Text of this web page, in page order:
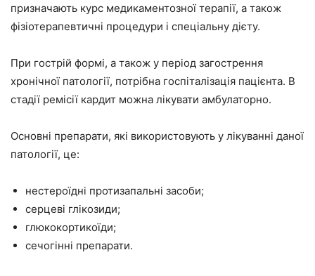
призначають курс медикаментозної терапії, а також
фізіотерапевтичні процедури і спеціальну дієту.
При гострій формі, а також у період загострення
хронічної патології, потрібна госпіталізація пацієнта. В
стадії ремісії кардит можна лікувати амбулаторно.
Основні препарати, які використовують у лікуванні даної
патології, це:
нестероїдні протизапальні засоби;
серцеві глікозиди;
глюкокортикоїди;
сечогінні препарати.